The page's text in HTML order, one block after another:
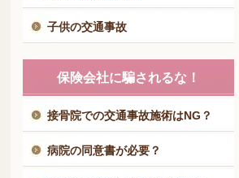
子供の交通事故
保険会社に騙されるな！
接骨院での交通事故施術はNG？
病院の同意書が必要？